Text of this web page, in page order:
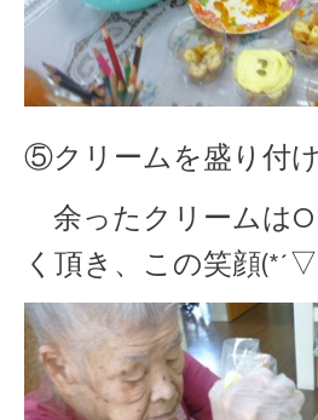
⑤クリームを盛り付
余ったクリームはO
く頂き、この笑顔